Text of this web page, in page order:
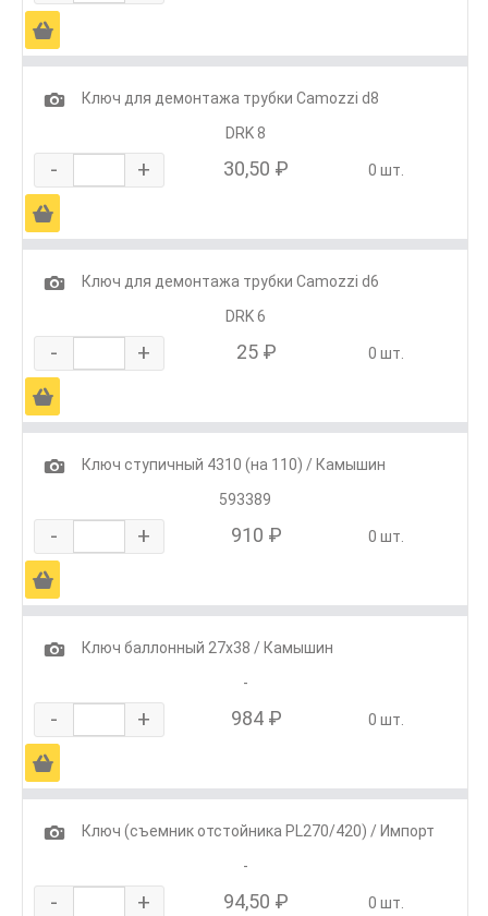
Ä
1
Ключ для демонтажа трубки Camozzi d8
DRK 8
- + 30,50 ₽ 0 шт.
Ä
1
Ключ для демонтажа трубки Camozzi d6
DRK 6
- + 25 ₽ 0 шт.
Ä
1
Ключ ступичный 4310 (на 110) / Камышин
593389
- + 910 ₽ 0 шт.
Ä
1
Ключ баллонный 27х38 / Камышин
-
- + 984 ₽ 0 шт.
Ä
1
Ключ (съемник отстойника PL270/420) / Импорт
-
- + 94,50 ₽ 0 шт.